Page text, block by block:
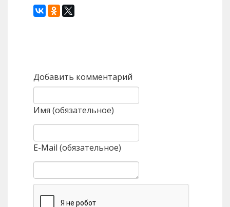
Добавить комментарий
Имя (обязательное)
E-Mail (обязательное)